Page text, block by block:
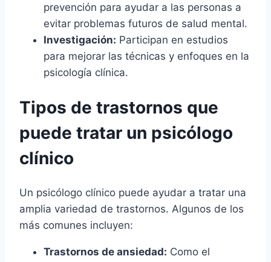
prevención para ayudar a las personas a
evitar problemas futuros de salud mental.
Investigación: Participan en estudios
para mejorar las técnicas y enfoques en la
psicología clínica.
Tipos de trastornos que
puede tratar un psicólogo
clínico
Un psicólogo clínico puede ayudar a tratar una
amplia variedad de trastornos. Algunos de los
más comunes incluyen:
Trastornos de ansiedad: Como el